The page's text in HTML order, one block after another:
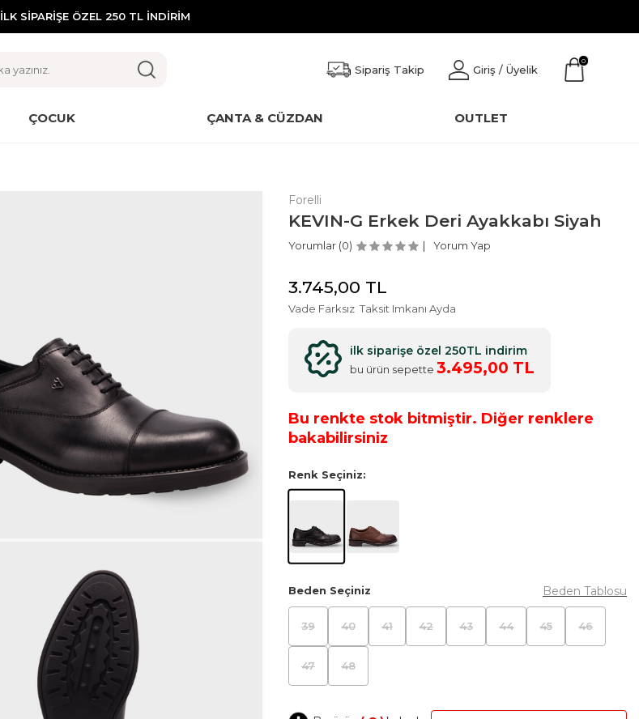
İLK SİPARİŞE ÖZEL 250 TL İNDİRİM
Sipariş Takip Giriş / Üyelik
0
ÇOCUK ÇANTA & CÜZDAN OUTLET
Forelli
KEVIN-G Erkek Deri Ayakkabı Siyah
Yorumlar (0) Yorum Yap
3.745,00 TL
Vade Farksız Taksit Imkanı Ayda
ilk siparişe özel 250TL indirim
bu ürün sepette 3.495,00 TL
Bu renkte stok bitmiştir. Diğer renklere
bakabilirsiniz
Renk Seçiniz:
Beden Seçiniz Beden Tablosu
39 40 41 42 43 44 45 46
47 48